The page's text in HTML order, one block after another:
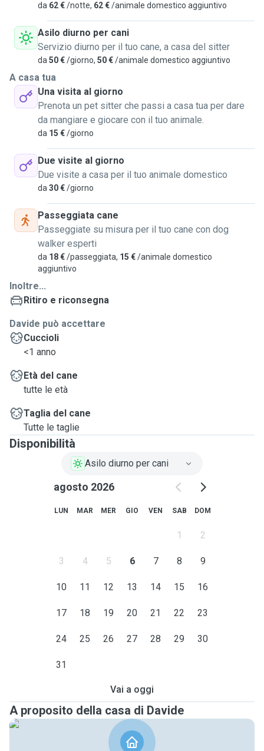
da 62 €/notte, 62 €/animale domestico aggiuntivo
Asilo diurno per cani
Servizio diurno per il tuo cane, a casa del sitter
da 50 €/giorno, 50 €/animale domestico aggiuntivo
A casa tua
Una visita al giorno
Prenota un pet sitter che passi a casa tua per dare
da mangiare e giocare con il tuo animale.
da 15 €/giorno
Due visite al giorno
Due visite a casa per il tuo animale domestico
da 30 €/giorno
Passeggiata cane
Passeggiate su misura per il tuo cane con dog
walker esperti
da 18 €/passeggiata, 15 €/animale domestico
aggiuntivo
Inoltre...
Ritiro e riconsegna
Davide può accettare
Cuccioli
<1 anno
Età del cane
tutte le età
Taglia del cane
Tutte le taglie
Disponibilità
Asilo diurno per cani
agosto 2026
LUN MAR MER GIO VEN SAB DOM
1 2
3 4 5 6 7 8 9
10 11 12 13 14 15 16
17 18 19 20 21 22 23
24 25 26 27 28 29 30
31
Vai a oggi
A proposito della casa di Davide